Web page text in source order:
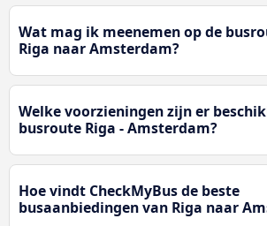
Wat mag ik meenemen op de
Riga naar Amsterdam?
Welke voorzieningen zijn er
busroute Riga - Amsterdam?
Hoe vindt CheckMyBus de beste
busaanbiedingen van Riga naar